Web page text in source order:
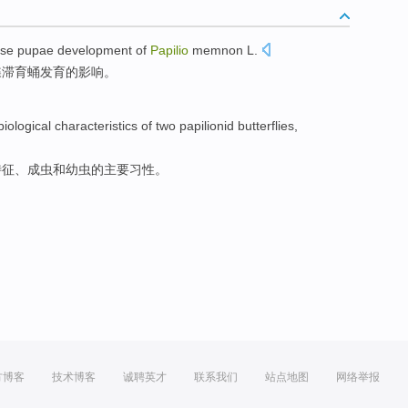
pupae development of Papilio memnon L.
滞育蛹发育的影响。
characteristics of two papilionid butterflies,
、成虫和幼虫的主要习性。
博客 技术博客 诚聘英才 联系我们 站点地图 网络举报